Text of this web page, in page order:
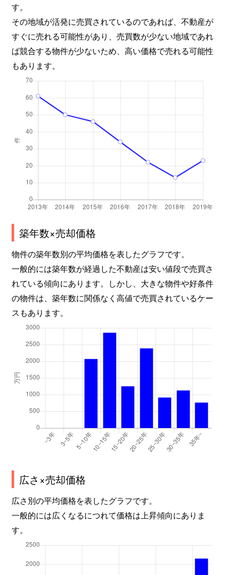
す。
その地域が活発に売買されているのであれば、不動産が
すぐに売れる可能性があり、売買数が少ない地域であれ
ば競合する物件が少ないため、高い価格で売れる可能性
もあります。
築年数×売却価格
物件の築年数別の平均価格を表したグラフです。
一般的には築年数が経過した不動産は安い値段で売買さ
れている傾向にあります。しかし、大きな物件や好条件
の物件は、築年数に関係なく高値で売買されているケー
スもあります。
広さ×売却価格
広さ別の平均価格を表したグラフです。
一般的には広くなるにつれて価格は上昇傾向にありま
す。